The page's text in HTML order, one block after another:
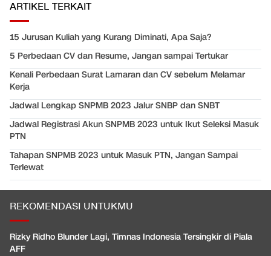
ARTIKEL TERKAIT
15 Jurusan Kuliah yang Kurang Diminati, Apa Saja?
5 Perbedaan CV dan Resume, Jangan sampai Tertukar
Kenali Perbedaan Surat Lamaran dan CV sebelum Melamar
Kerja
Jadwal Lengkap SNPMB 2023 Jalur SNBP dan SNBT
Jadwal Registrasi Akun SNPMB 2023 untuk Ikut Seleksi Masuk
PTN
Tahapan SNPMB 2023 untuk Masuk PTN, Jangan Sampai
Terlewat
REKOMENDASI UNTUKMU
Rizky Ridho Blunder Lagi, Timnas Indonesia Tersingkir di Piala
AFF